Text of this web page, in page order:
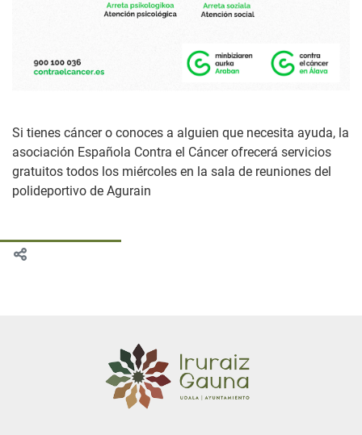
Si tienes cáncer o conoces a alguien que necesita ayuda, la
asociación Española Contra el Cáncer ofrecerá servicios
gratuitos todos los miércoles en la sala de reuniones del
polideportivo de Agurain